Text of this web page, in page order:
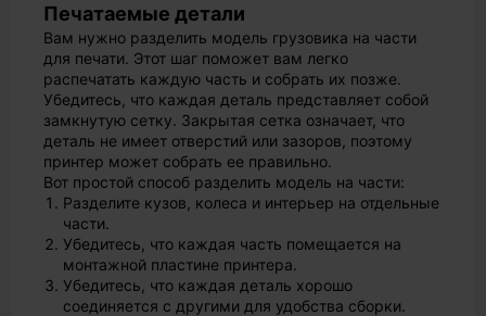
Печатаемые детали
Вам нужно разделить модель грузовика на части
для печати. Этот шаг поможет вам легко
распечатать каждую часть и собрать их позже.
Убедитесь, что каждая деталь представляет собой
замкнутую сетку. Закрытая сетка означает, что
деталь не имеет отверстий или зазоров, поэтому
принтер может собрать ее правильно.
Вот простой способ разделить модель на части:
Разделите кузов, колеса и интерьер на отдельные
части.
Убедитесь, что каждая часть помещается на
монтажной пластине принтера.
Убедитесь, что каждая деталь хорошо
соединяется с другими для удобства сборки.